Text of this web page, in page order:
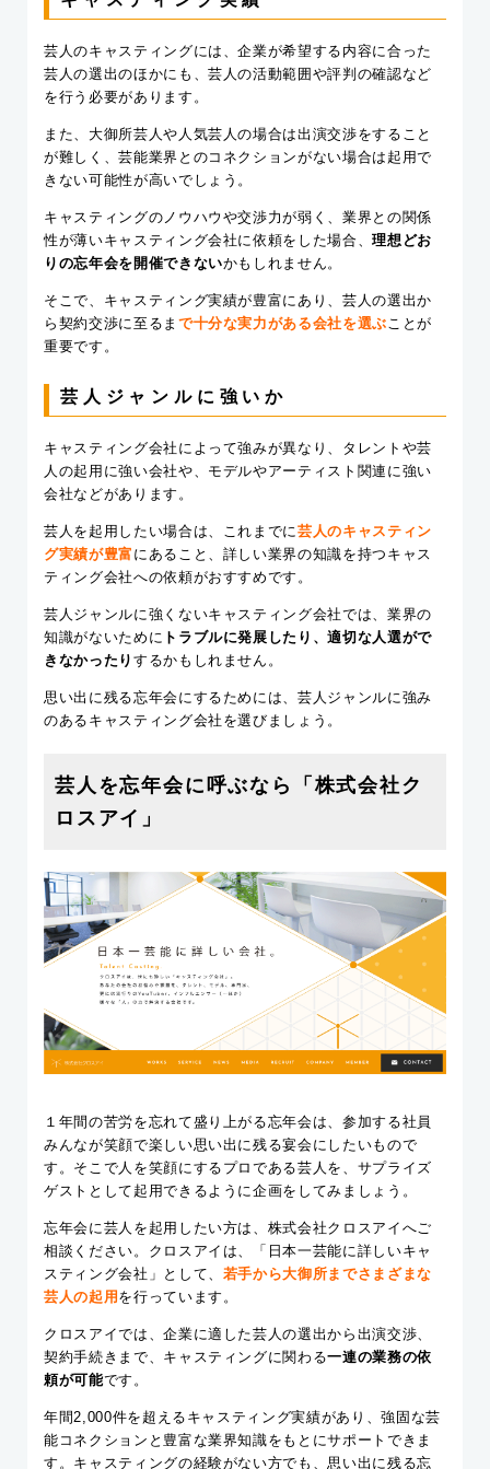
芸人のキャスティングには、企業が希望する内容に合った
芸人の選出のほかにも、芸人の活動範囲や評判の確認など
を行う必要があります。
また、大御所芸人や人気芸人の場合は出演交渉をすること
が難しく、芸能業界とのコネクションがない場合は起用で
きない可能性が高いでしょう。
キャスティングのノウハウや交渉力が弱く、業界との関係
性が薄いキャスティング会社に依頼をした場合、理想どお
りの忘年会を開催できないかもしれません。
そこで、キャスティング実績が豊富にあり、芸人の選出か
ら契約交渉に至るま で十分な実力がある会社を選ぶことが
重要です。
芸人ジャンルに強いか
キャスティング会社によって強みが異なり、タレントや芸
人の起用に強い会社や、モデルやアーティスト関連に強い
会社などがあります。
芸人を起用したい場合は、これまでに芸人のキャスティン
グ実績が豊富 にあること、詳しい業界の知識を持つキャス
ティング会社への依頼がおすすめです。
芸人ジャンルに強くないキャスティング会社では、業界の
知識がないために トラブルに発展したり、適切な人選がで
きなかったり するかもしれません。
思い出に残る忘年会にするためには、芸人ジャンルに強み
のあるキャスティング会社を選びましょう。
芸人を忘年会に呼ぶなら「株式会社ク
ロスアイ」
１年間の苦労を忘れて盛り上がる忘年会は、参加する社員
みんなが笑顔で楽しい思い出に残る宴会にしたいもので
す。そこで人を笑顔にするプロである芸人を、サプライズ
ゲストとして起用できるように企画をしてみましょう。
忘年会に芸人を起用したい方は、株式会社クロスアイへご
相談ください。クロスアイは、「日本一芸能に詳しいキャ
スティング会社」として、 若手から大御所までさまざまな
芸人の起用 を行っています。
クロスアイでは、企業に適した芸人の選出から出演交渉、
契約手続きまで、キャスティングに関わる一連の業務の依
頼が可能です。
年間2,000件を超えるキャスティング実績があり、強固な芸
能コネクションと豊富な業界知識をもとにサポートできま
す。キャスティングの経験がない方でも、思い出に残る忘